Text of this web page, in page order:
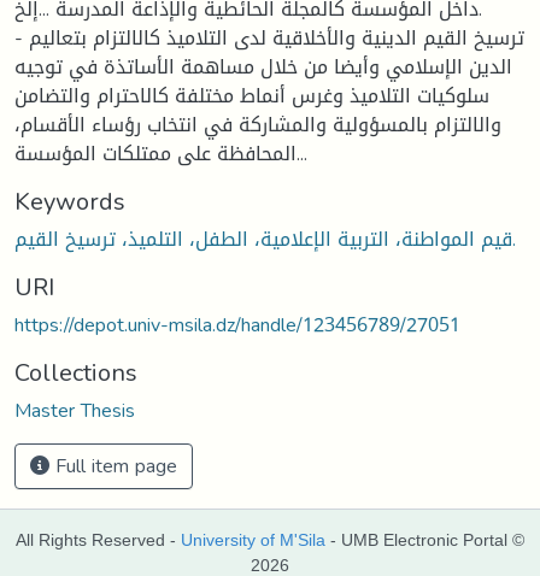
داخل المؤسسة كالمجلة الحائطية والإذاعة المدرسة ...إلخ.
- ترسيخ القيم الدينية والأخلاقية لدى التلاميذ كالالتزام بتعاليم
الدين الإسلامي وأيضا من خلال مساهمة الأساتذة في توجيه
سلوكيات التلاميذ وغرس أنماط مختلفة كالاحترام والتضامن
والالتزام بالمسؤولية والمشاركة في انتخاب رؤساء الأقسام،
المحافظة على ممتلكات المؤسسة...
Keywords
قيم المواطنة، التربية الإعلامية، الطفل، التلميذ، ترسيخ القيم.
URI
https://depot.univ-msila.dz/handle/123456789/27051
Collections
Master Thesis
Full item page
All Rights Reserved - University of M'Sila - UMB Electronic Portal ©
2026